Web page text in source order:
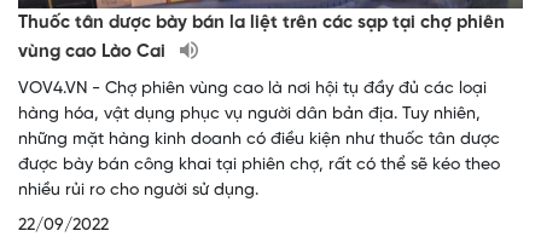
Thuốc tân dược bày bán la liệt trên các sạp tại chợ phiên
vùng cao Lào Cai
VOV4.VN - Chợ phiên vùng cao là nơi hội tụ đầy đủ các loại
hàng hóa, vật dụng phục vụ người dân bản địa. Tuy nhiên,
những mặt hàng kinh doanh có điều kiện như thuốc tân dược
được bày bán công khai tại phiên chợ, rất có thể sẽ kéo theo
nhiều rủi ro cho người sử dụng.
22/09/2022